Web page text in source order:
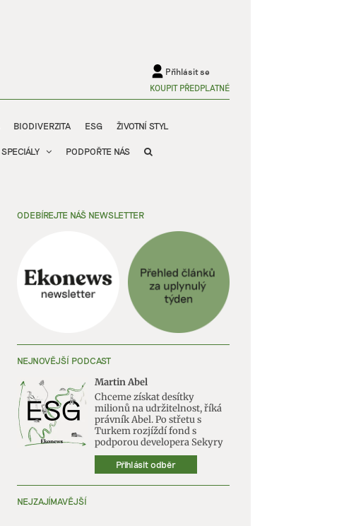
Přihlásit se
KOUPIT PŘEDPLATNÉ
BIODIVERZITA ESG ŽIVOTNÍ STYL
SPECIÁLY PODPOŘTE NÁS
ODEBÍREJTE NÁŠ NEWSLETTER
NEJNOVĚJŠÍ PODCAST
Martin Abel
Chceme získat desítky
milionů na udržitelnost, říká
právník Abel. Po střetu s
Turkem rozjíždí fond s
podporou developera Sekyry
Přihlásit odběr
NEJZAJÍMAVĚJŠÍ